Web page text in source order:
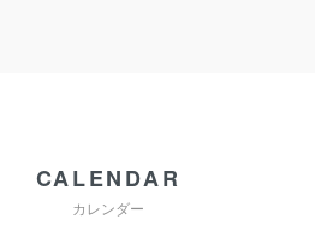
CALENDAR
カレンダー